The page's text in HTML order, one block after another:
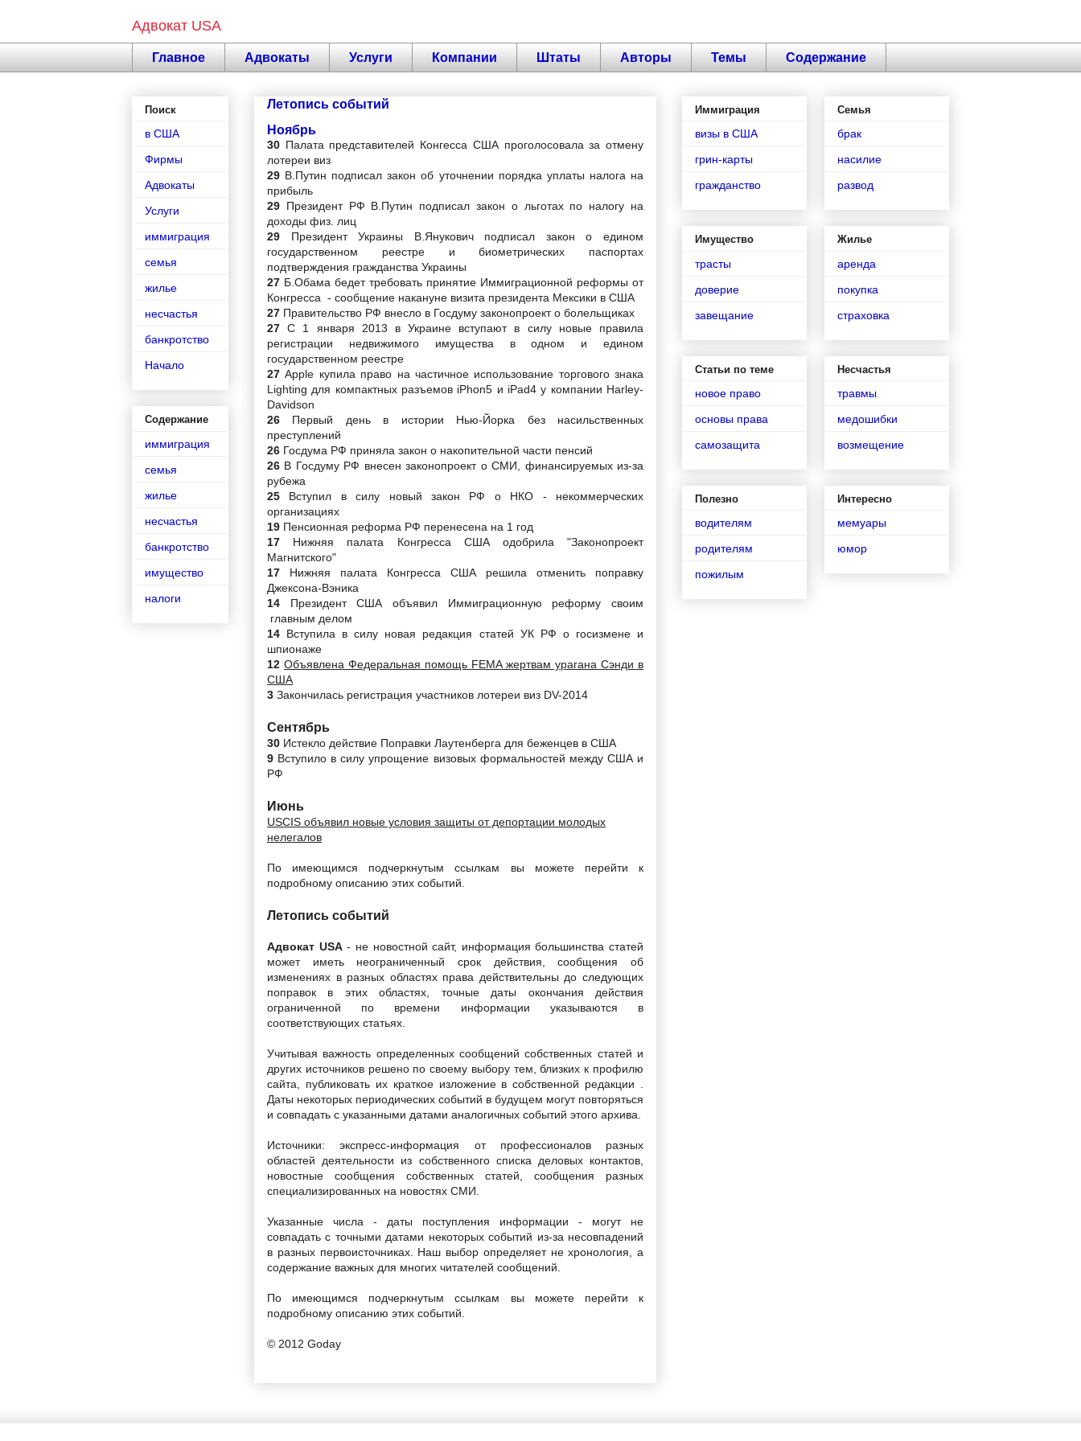
Адвокат USA
Главное Адвокаты Услуги Компании Штаты Авторы Темы Содержание
Летопись событий
Ноябрь
30 Палата представителей Конгесса США проголосовала за отмену
лотереи виз
29 В.Путин подписал закон об уточнении порядка уплаты налога на
прибыль
29 Президент РФ В.Путин подписал закон о льготах по налогу на
доходы физ. лиц
29 Президент Украины В.Янукович подписал закон о едином
государственном реестре и биометрических паспортах
подтверждения гражданства Украины
27 Б.Обама бедет требовать принятие Иммиграционной реформы от
Конгресса - сообщение накануне визита президента Мексики в США
27 Правительство РФ внесло в Госдуму законопроект о болельщиках
27С 1 января 2013 в Украине вступают в силу новые правила
регистрации недвижимого имущества в одном и едином
государственном реестре
27Apple купила право на частичное использование торгового знака
Lighting для компактных разъемов iPhon5 и iPad4 у компании Harley-
Davidson
26 Первый день в истории Нью-Йорка без насильственных
преступлений
26 Госдума РФ приняла закон о накопительной части пенсий
26 В Госдуму РФ внесен законопроект о СМИ, финансируемых из-за
рубежа
25 Вступил в силу новый закон РФ о НКО - некоммерческих
организациях
19 Пенсионная реформа РФ перенесена на 1 год
17 Нижняя палата Конгресса США одобрила "Законопроект
Магнитского"
17 Нижняя палата Конгресса США решила отменить поправку
Джексона-Вэника
14 Президент США объявил Иммиграционную реформу своим
главным делом
14 Вступила в силу новая редакция статей УК РФ о госизмене и
шпионаже
12 Объявлена Федеральная помощь FEMA жертвам урагана Сэнди в
США
3 Закончилась регистрация участников лотереи виз DV-2014
Сентябрь
30 Истекло действие Поправки Лаутенберга для беженцев в США
9 Вступило в силу упрощение визовых формальностей между США и
РФ
Июнь
USCIS объявил новые условия защиты от депортации молодых
нелегалов
По имеющимся подчеркнутым ссылкам вы можете перейти к
подробному описанию этих событий.
Летопись событий
Адвокат USA- не новостной сайт, информация большинства статей
может иметь неограниченный срок действия, сообщения об
изменениях в разных областях права действительны до следующих
поправок в этих областях, точные даты окончания действия
ограниченной по времени информации указываются в
соответствующих статьях.
Учитывая важность определенных сообщений собственных статей и
других источников решено по своему выбору тем, близких к профилю
сайта, публиковать их краткое изложение в собственной редакции .
Даты некоторых периодических событий в будущем могут повторяться
и совпадать с указанными датами аналогичных событий этого архива.
Источники: экспресс-информация от профессионалов разных
областей деятельности из собственного списка деловых контактов,
новостные сообщения собственных статей, сообщения разных
специализированных на новостях СМИ.
Указанные числа - даты поступления информации - могут не
совпадать с точными датами некоторых событий из-за несовпадений
в разных первоисточниках. Наш выбор определяет не хронология, а
содержание важных для многих читателей сообщений.
По имеющимся подчеркнутым ссылкам вы можете перейти к
подробному описанию этих событий.
© 2012 Goday
Поиск
в США
Фирмы
Адвокаты
Услуги
иммиграция
семья
жилье
несчастья
банкротство
Начало
Содержание
иммиграция
семья
жилье
несчастья
банкротство
имущество
налоги
Иммиграция
визы в США
грин-карты
гражданство
Имущество
трасты
доверие
завещание
Статьи по теме
новое право
основы права
самозащита
Полезно
водителям
родителям
пожилым
Семья
брак
насилие
развод
Жилье
аренда
покупка
страховка
Несчастья
травмы
медошибки
возмещение
Интересно
мемуары
юмор